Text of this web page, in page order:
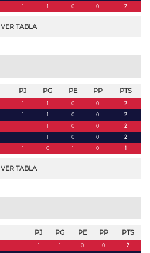
1 1 0 0 2
VER TABLA
PJ PG PE PP PTS
1 1 0 0
2
1 1 0 0
2
1 1 0 0
2
1 1 0 0
2
1 0 1 0 1
VER TABLA
PJ PG PE PP PTS
1 1 0 0
2